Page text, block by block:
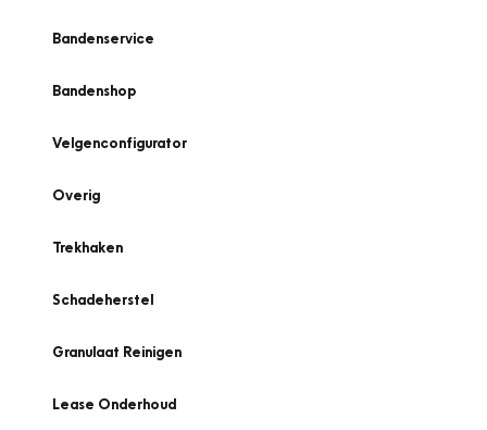
Bandenservice
Bandenshop
Velgenconfigurator
Overig
Trekhaken
Schadeherstel
Granulaat Reinigen
Lease Onderhoud